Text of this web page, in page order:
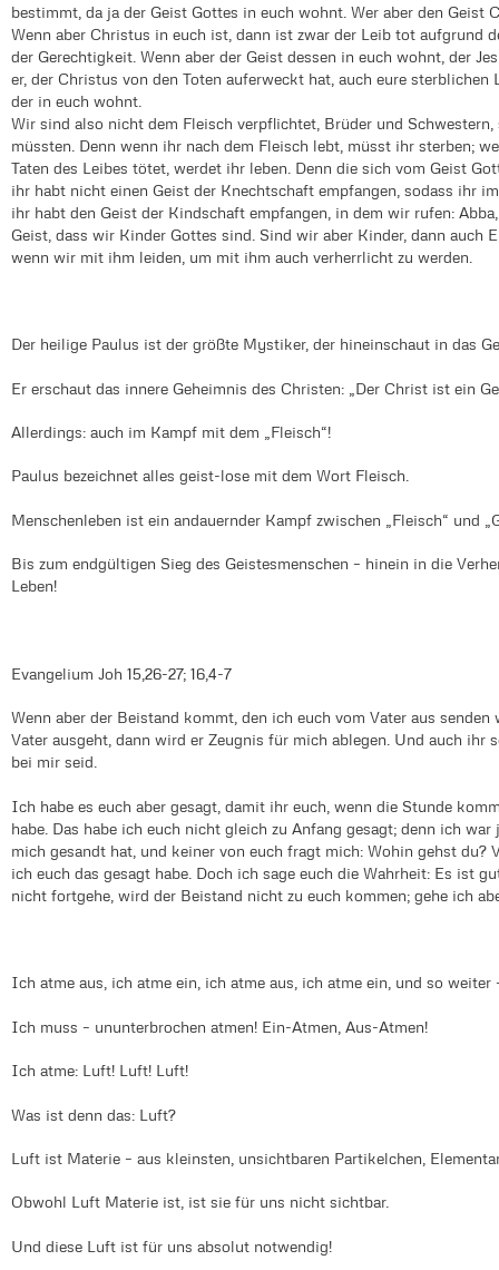
bestimmt, da ja der Geist Gottes in euch wohnt. Wer aber den
Wenn aber Christus in euch ist, dann ist zwar der Leib tot aufgrund
der Gerechtigkeit. Wenn aber der Geist dessen in euch wohnt, der
er, der Christus von den Toten auferweckt hat, auch eure sterblichen
der in euch wohnt.
Wir sind also nicht dem Fleisch verpflichtet, Brüder und
müssten. Denn wenn ihr nach dem Fleisch lebt, müsst ihr sterben;
Taten des Leibes tötet, werdet ihr leben. Denn die sich vom Geist
ihr habt nicht einen Geist der Knechtschaft empfangen, sodass ihr
ihr habt den Geist der Kindschaft empfangen, in dem wir rufen:
Geist, dass wir Kinder Gottes sind. Sind wir aber Kinder, dann auch
wenn wir mit ihm leiden, um mit ihm auch verherrlicht zu werden.
Der heilige Paulus ist der größte Mystiker, der hineinschaut in das
Er erschaut das innere Geheimnis des Christen: „Der Christ ist ein
Allerdings: auch im Kampf mit dem „Fleisch“!
Paulus bezeichnet alles geist-lose mit dem Wort Fleisch.
Menschenleben ist ein andauernder Kampf zwischen „Fleisch“ und
Bis zum endgültigen Sieg des Geistesmenschen – hinein in die
Leben!
Evangelium Joh 15,26-27; 16,4-7
Wenn aber der Beistand kommt, den ich euch vom Vater aus senden
Vater ausgeht, dann wird er Zeugnis für mich ablegen. Und auch ihr
bei mir seid.
Ich habe es euch aber gesagt, damit ihr euch, wenn die Stunde
habe. Das habe ich euch nicht gleich zu Anfang gesagt; denn ich war
mich gesandt hat, und keiner von euch fragt mich: Wohin gehst du?
ich euch das gesagt habe. Doch ich sage euch die Wahrheit: Es ist
nicht fortgehe, wird der Beistand nicht zu euch kommen; gehe ich
Ich atme aus, ich atme ein, ich atme aus, ich atme ein, und so
Ich muss – ununterbrochen atmen! Ein-Atmen, Aus-Atmen!
Ich atme: Luft! Luft! Luft!
Was ist denn das: Luft?
Luft ist Materie – aus kleinsten, unsichtbaren Partikelchen,
Obwohl Luft Materie ist, ist sie für uns nicht sichtbar.
Und diese Luft ist für uns absolut notwendig!